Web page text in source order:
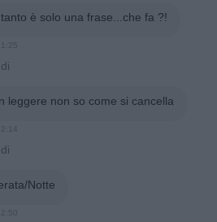
è solo una frase...che fa ?!
leggere non so come si cancella
Notte